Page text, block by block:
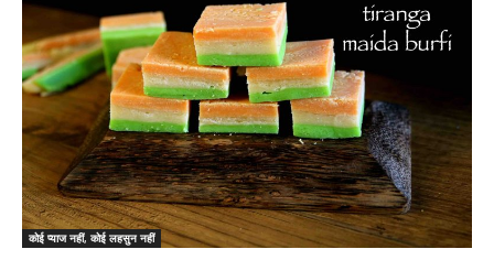
कोई प्याज नहीं, कोई लहसुन नहीं